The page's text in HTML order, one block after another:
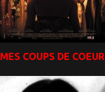
MES COUPS DE COEUR